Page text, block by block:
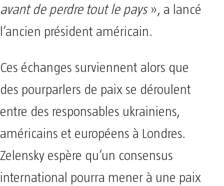
avant de perdre tout le pays », a lancé
l’ancien président américain.
Ces échanges surviennent alors que
des pourparlers de paix se déroulent
entre des responsables ukrainiens,
américains et européens à Londres.
Zelensky espère qu’un consensus
international pourra mener à une paix